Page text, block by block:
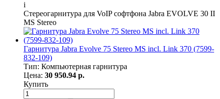
i
Стереогарнитура для VoIP софтфона Jabra EVOLVE 30 II
MS Stereo
Гарнитура Jabra Evolve 75 Stereo MS incl. Link 370 (7599-
832-109)
Тип: Компьютерная гарнитура
Цена: 30 950.94 р.
Купить